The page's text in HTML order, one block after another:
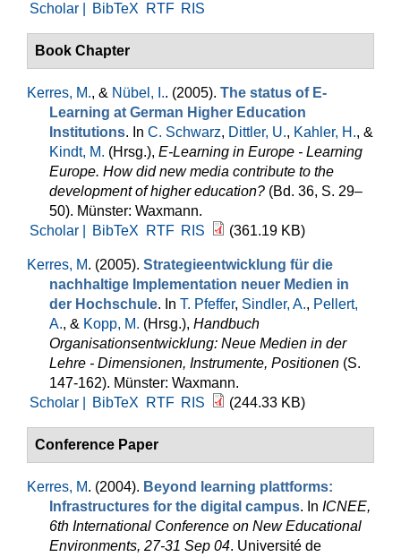
Scholar |
BibTeX RTF RIS
Book Chapter
Kerres, M., & Nübel, I.. (2005). The status of E-
Learning at German Higher Education
Institutions. In C. Schwarz, Dittler, U., Kahler, H., &
Kindt, M. (Hrsg.), E-Learning in Europe - Learning
Europe. How did new media contribute to the
development of higher education? (Bd. 36, S. 29–
50). Münster: Waxmann.
Scholar |
BibTeX RTF RIS (361.19 KB)
Kerres, M. (2005). Strategieentwicklung für die
nachhaltige Implementation neuer Medien in
der Hochschule. In T. Pfeffer, Sindler, A., Pellert,
A., & Kopp, M. (Hrsg.), Handbuch
Organisationsentwicklung: Neue Medien in der
Lehre - Dimensionen, Instrumente, Positionen (S.
147-162). Münster: Waxmann.
Scholar |
BibTeX RTF RIS (244.33 KB)
Conference Paper
Kerres, M. (2004). Beyond learning plattforms:
Infrastructures for the digital campus. In ICNEE,
6th International Conference on New Educational
Environments, 27-31 Sep 04. Université de